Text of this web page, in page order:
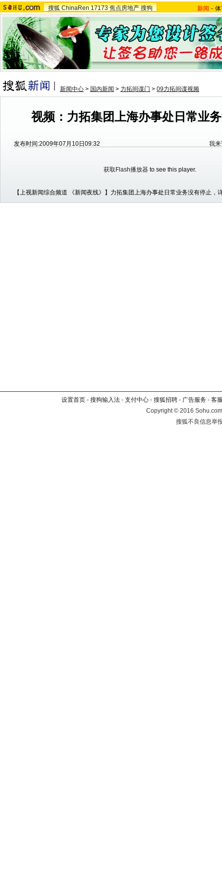
搜狐 ChinaRen 17173 焦点房地产 搜狗 新闻 -
新闻中心 > 国内新闻 > 力拓间谍门 > 09力拓间谍视频
视频：力拓集团上海办事处日常业
发布时间:2009年07月10日09:32 我
获取Flash播放器 to see this player.
【上视新闻综合频道 《新闻夜线》】力拓集团上海办事处日常业务没有停止，
设置首页 - 搜狗输入法 - 支付中心 - 搜狐招聘 - 广告服务 - 客
Copyright©2016
搜狐不良信息举